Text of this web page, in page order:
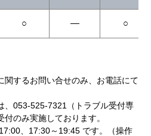
○ ― ○
するお問い合せのみ、お電話にて
、053-525-7321（トラブル受付専
のみ実施しております。
、17:30～19:45 です。（操作